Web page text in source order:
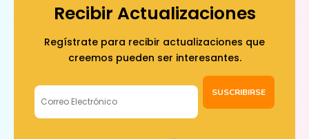
Recibir Actualizaciones
Regístrate para recibir actualizaciones que
creemos pueden ser interesantes.
SUSCRIBIRSE